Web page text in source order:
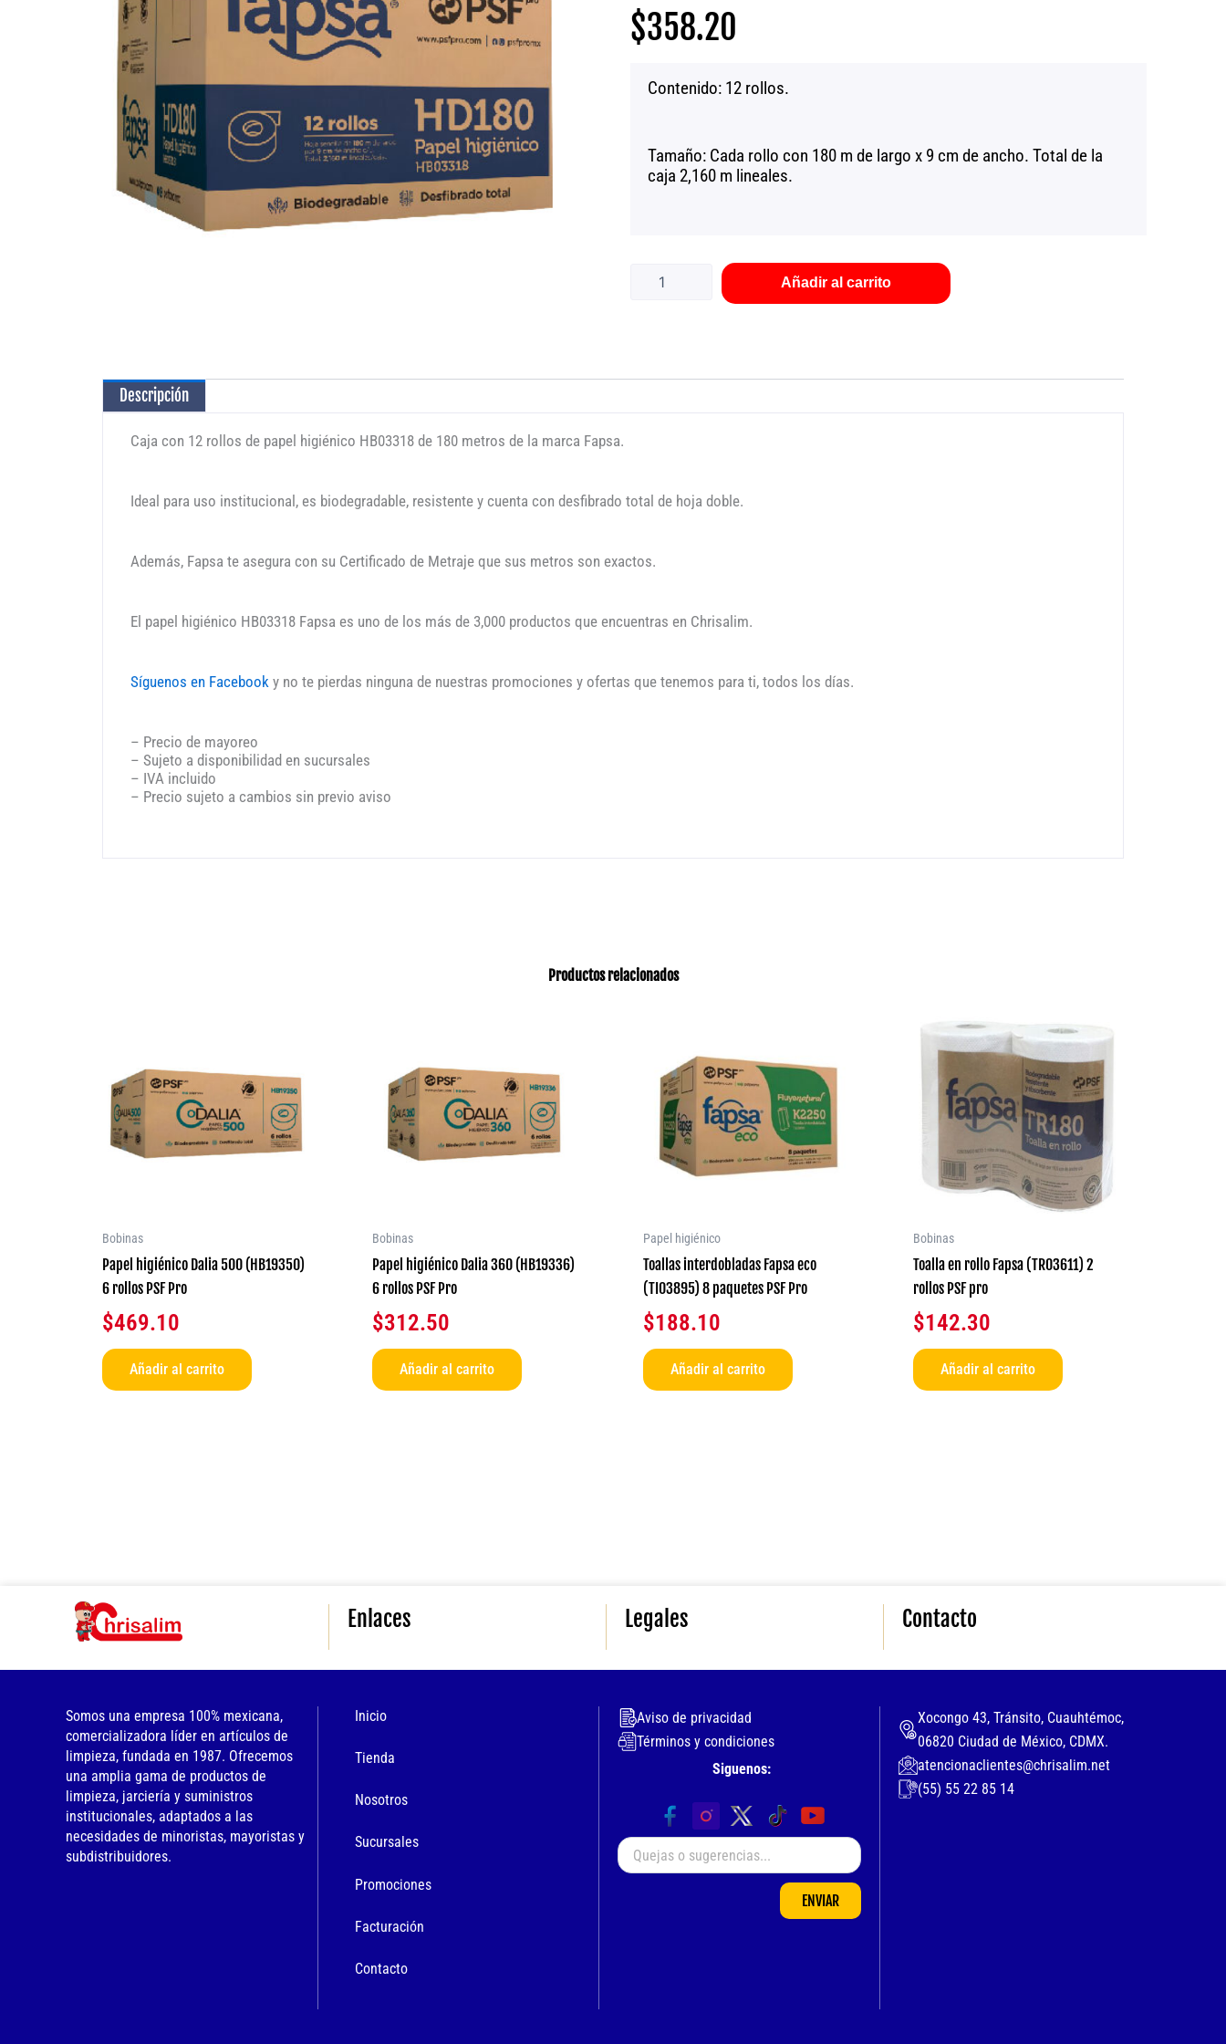
$358.20
Contenido: 12 rollos.
Tamaño: Cada rollo con 180 m de largo x 9 cm de ancho. Total de la
caja 2,160 m lineales.
Fapsa
Añadir al carrito
Descripción
Caja con 12 rollos de papel higiénico HB03318 de 180 metros de la marca Fapsa.
Ideal para uso institucional, es biodegradable, resistente y cuenta con desfibrado total de hoja doble.
Además, Fapsa te asegura con su Certificado de Metraje que sus metros son exactos.
El papel higiénico HB03318 Fapsa es uno de los más de 3,000 productos que encuentras en Chrisalim.
Síguenos en Facebook y no te pierdas ninguna de nuestras promociones y ofertas que tenemos para ti, todos los días.
– Precio de mayoreo
– Sujeto a disponibilidad en sucursales
– IVA incluido
– Precio sujeto a cambios sin previo aviso
Productos relacionados
Bobinas
Papel higiénico Dalia 500 (HB19350)
6 rollos PSF Pro
$469.10
Añadir al carrito
Bobinas
Papel higiénico Dalia 360 (HB19336)
6 rollos PSF Pro
$312.50
Añadir al carrito
Papel higiénico
Toallas interdobladas Fapsa eco
(TI03895) 8 paquetes PSF Pro
$188.10
Añadir al carrito
Bobinas
Toalla en rollo Fapsa (TR03611) 2
rollos PSF pro
$142.30
Añadir al carrito
Enlaces Legales Contacto
Somos una empresa 100% mexicana,
comercializadora líder en artículos de
limpieza, fundada en 1987. Ofrecemos
una amplia gama de productos de
limpieza, jarciería y suministros
institucionales, adaptados a las
necesidades de minoristas, mayoristas y
subdistribuidores.
Inicio
Tienda
Nosotros
Sucursales
Promociones
Facturación
Contacto
Aviso de privacidad
Términos y condiciones
Siguenos:
ENVIAR
Xocongo 43, Tránsito, Cuauhtémoc,
06820 Ciudad de México, CDMX.
atencionaclientes@chrisalim.net
(55) 55 22 85 14